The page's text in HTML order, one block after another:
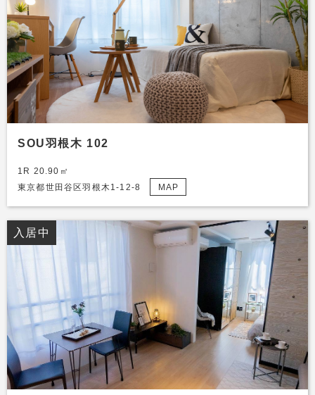
SOU羽根木 102
1R 20.90㎡
東京都世田谷区羽根木1-12-8
MAP
入居中